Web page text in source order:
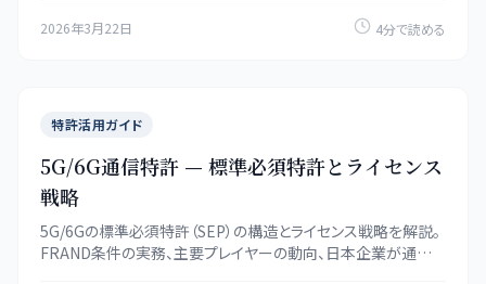
2026年3月22日 4分で読める
特許活用ガイド
5G/6G通信特許 — 標準必須特許とライセンス
戦略
5G/6Gの標準必須特許（SEP）の構造とライセンス戦略を解説。
FRAND条件の実務、主要プレイヤーの動向、日本企業が通信